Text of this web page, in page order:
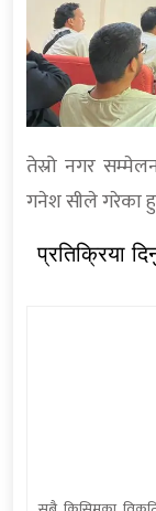
तेस्रो नगर
गनेश सीले गरेका
प्रतिक्रिया